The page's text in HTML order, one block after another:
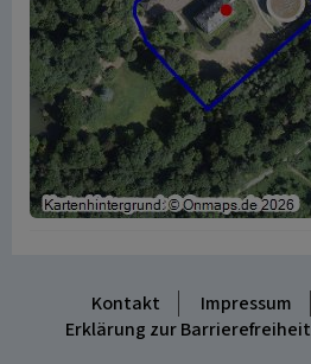
Kontakt Impressum
Erklärung zur Barrierefreiheit